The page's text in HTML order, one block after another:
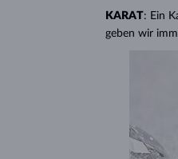
KARAT: Ein
geben wir